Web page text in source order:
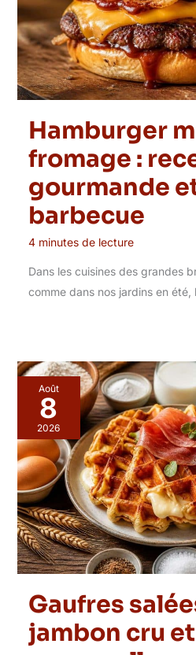
Hamburger
fromage :
gourmande
barbecue
4 minutes de lecture
Dans les cuisines des grandes
comme dans nos jardins en été,
Août
8
2026
Gaufres
jambon cru et